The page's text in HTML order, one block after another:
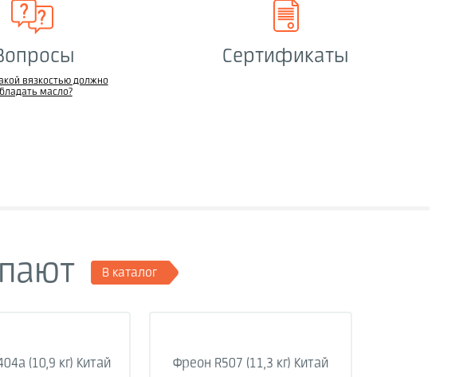
вязкостью должно
масло?
Сертификаты
В каталог
(10,9 кг) Китай Фреон R507 (11,3 кг) Китай